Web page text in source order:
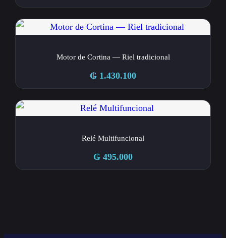
Motor de Cortina — Riel tradicional
₲ 1.430.100
Relé Multifuncional
₲ 495.000